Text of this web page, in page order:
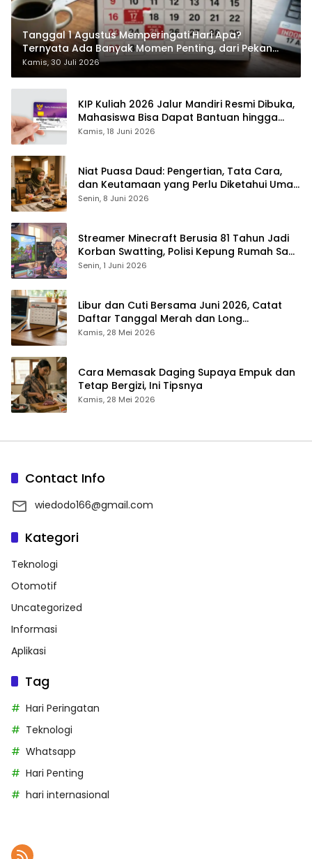
Tanggal 1 Agustus Memperingati Hari Apa?
Ternyata Ada Banyak Momen Penting, dari Pekan
ASI Sedunia hingga Hari World Wide Web
Kamis, 30 Juli 2026
KIP Kuliah 2026 Jalur Mandiri Resmi Dibuka,
Mahasiswa Bisa Dapat Bantuan hingga
Rp1,4 Juta per Bulan
Kamis, 18 Juni 2026
Niat Puasa Daud: Pengertian, Tata Cara,
dan Keutamaan yang Perlu Diketahui Umat
Muslim
Senin, 8 Juni 2026
Streamer Minecraft Berusia 81 Tahun Jadi
Korban Swatting, Polisi Kepung Rumah Saat
Siaran Langsung
Senin, 1 Juni 2026
Libur dan Cuti Bersama Juni 2026, Catat
Daftar Tanggal Merah dan Long
Weekendnya
Kamis, 28 Mei 2026
Cara Memasak Daging Supaya Empuk dan
Tetap Bergizi, Ini Tipsnya
Kamis, 28 Mei 2026
Contact Info
wiedodo166@gmail.com
Kategori
Teknologi
Otomotif
Uncategorized
Informasi
Aplikasi
Tag
Hari Peringatan
Teknologi
Whatsapp
Hari Penting
hari internasional